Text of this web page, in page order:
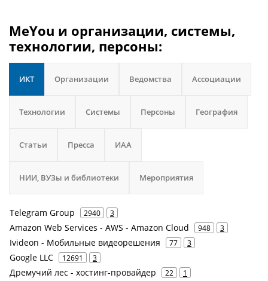
MeYou и организации, системы,
технологии, персоны:
ИКТ Организации Ведомства Ассоциации
Технологии Системы Персоны География
Статьи Пресса ИАА
НИИ, ВУЗы и библиотеки Мероприятия
Telegram Group 2940 3
Amazon Web Services - AWS - Amazon Cloud 948 3
Ivideon - Мобильные видеорешения 77 3
Google LLC 12691 3
Дремучий лес - хостинг-провайдер 22 1